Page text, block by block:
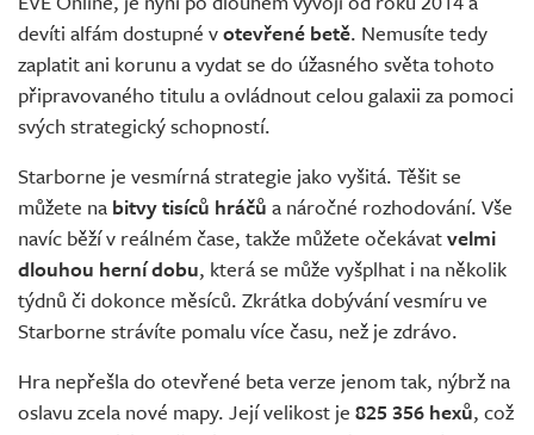
devíti alfám dostupné votevřené betě. Nemusíte tedy
zaplatit ani korunu a vydat se do úžasného světa tohoto
připravovaného titulu a ovládnout celou galaxii za pomoci
svých strategický schopností.
Starborne je vesmírná strategie jako vyšitá. Těšit se
můžete na bitvy tisíců hráčů a náročné rozhodování. Vše
navíc běží v reálném čase, takže můžete očekávatvelmi
dlouhou herní dobu, která se může vyšplhat i na několik
týdnů či dokonce měsíců. Zkrátka dobývání vesmíru ve
Starborne strávíte pomalu více času, než je zdrávo.
Hra nepřešla do otevřené beta verze jenom tak, nýbrž na
oslavu zcela nové mapy. Její velikost je 825 356 hexů, což